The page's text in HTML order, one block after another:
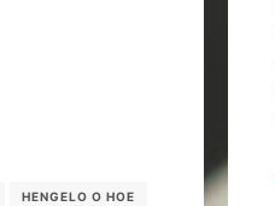
HENGELO O HOE